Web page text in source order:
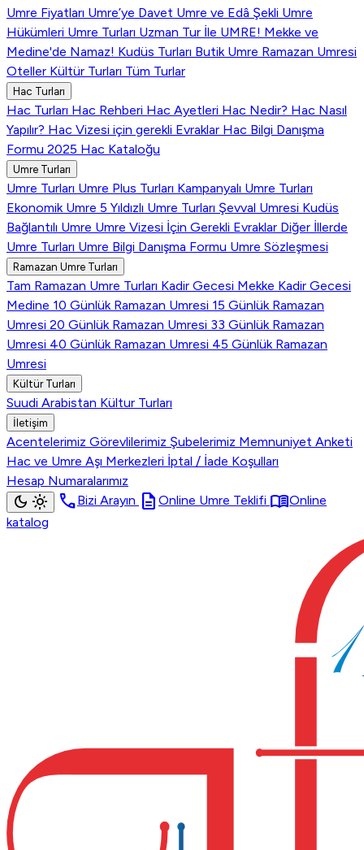
Umre Fiyatları Umre’ye Davet Umre ve Edâ Şekli Umre
Hükümleri Umre Turları Uzman Tur İle UMRE! Mekke ve
Medine'de Namaz! Kudüs Turları Butik Umre Ramazan Umresi
Oteller Kültür Turları Tüm Turlar
Hac Turları
Hac Turları Hac Rehberi Hac Ayetleri Hac Nedir? Hac Nasıl
Yapılır? Hac Vizesi için gerekli Evraklar Hac Bilgi Danışma
Formu 2025 Hac Kataloğu
Umre Turları
Umre Turları Umre Plus Turları Kampanyalı Umre Turları
Ekonomik Umre 5 Yıldızlı Umre Turları Şevval Umresi Kudüs
Bağlantılı Umre Umre Vizesi İçin Gerekli Evraklar Diğer İllerde
Umre Turları Umre Bilgi Danışma Formu Umre Sözleşmesi
Ramazan Umre Turları
Tam Ramazan Umre Turları Kadir Gecesi Mekke Kadir Gecesi
Medine 10 Günlük Ramazan Umresi 15 Günlük Ramazan
Umresi 20 Günlük Ramazan Umresi 33 Günlük Ramazan
Umresi 40 Günlük Ramazan Umresi 45 Günlük Ramazan
Umresi
Kültür Turları
Suudi Arabistan Kültur Turları
İletişim
Acentelerimiz Görevlilerimiz Şubelerimiz Memnuniyet Anketi
Hac ve Umre Aşı Merkezleri İptal / İade Koşulları
Hesap Numaralarımız
dark_mode light_mode callBizi Arayın description Online Umre Teklifi menu_bookOnline
katalog